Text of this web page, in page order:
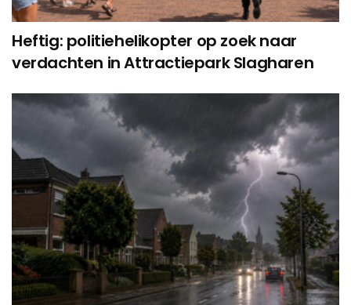
Heftig: politiehelikopter op zoek naar
verdachten in Attractiepark Slagharen